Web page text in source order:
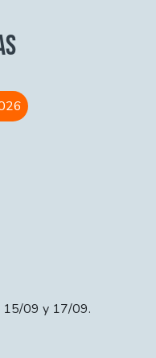
15/09 y 17/09.